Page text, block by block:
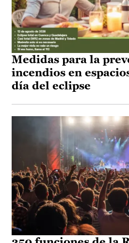
Medidas para la
incendios en
día del eclipse